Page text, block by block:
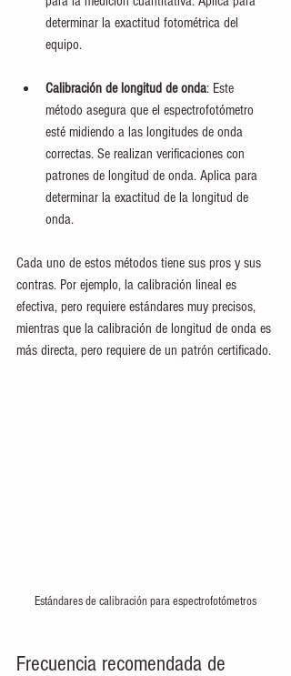
determinar la exactitud fotométrica del
equipo.
Calibración de longitud de onda: Este
método asegura que el espectrofotómetro
esté midiendo a las longitudes de onda
correctas. Se realizan verificaciones con
patrones de longitud de onda. Aplica para
determinar la exactitud de la longitud de
onda.
Cada uno de estos métodos tiene sus pros y sus
contras. Por ejemplo, la calibración lineal es
efectiva, pero requiere estándares muy precisos,
mientras que la calibración de longitud de onda es
más directa, pero requiere de un patrón certificado.
Estándares de calibración para espectrofotómetros
Frecuencia recomendada de